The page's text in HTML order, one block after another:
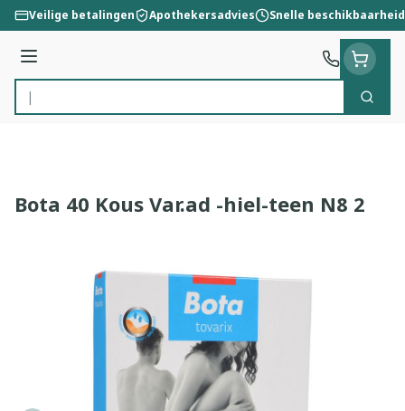
Ga naar de inhoud
Veilige betalingen Apothekersadvies Snelle beschikbaarheid
Menu
Product, merk, categorie...
Zoek
Bota 40 Kous Var.ad -hiel-teen N8 2